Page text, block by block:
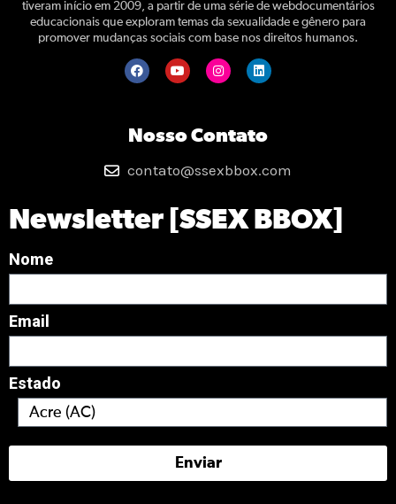
tiveram início em 2009, a partir de uma série de webdocumentários
educacionais que exploram temas da sexualidade e gênero para
promover mudanças sociais com base nos direitos humanos.
Nosso Contato
contato@ssexbbox.com
Newsletter [SSEX BBOX]
Nome
Email
Estado
Enviar